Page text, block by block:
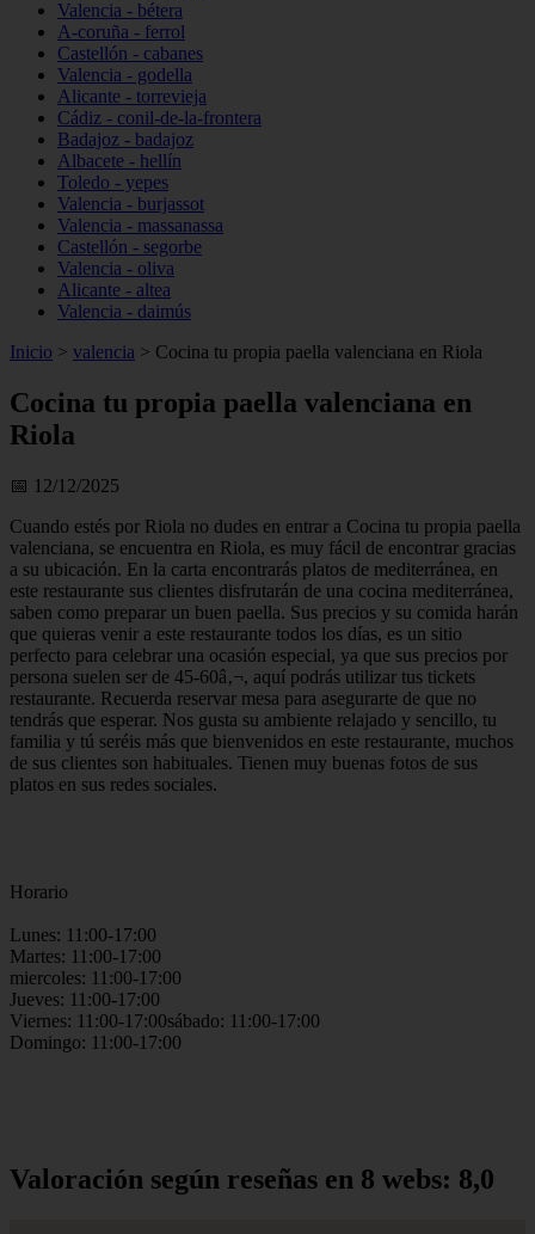
Valencia - bétera
A-coruña - ferrol
Castellón - cabanes
Valencia - godella
Alicante - torrevieja
Cádiz - conil-de-la-frontera
Badajoz - badajoz
Albacete - hellín
Toledo - yepes
Valencia - burjassot
Valencia - massanassa
Castellón - segorbe
Valencia - oliva
Alicante - altea
Valencia - daimús
Inicio > valencia > Cocina tu propia paella valenciana en Riola
Cocina tu propia paella valenciana en
Riola
📅 12/12/2025
Cuando estés por Riola no dudes en entrar a Cocina tu propia paella
valenciana, se encuentra en Riola, es muy fácil de encontrar gracias
a su ubicación. En la carta encontrarás platos de mediterránea, en
este restaurante sus clientes disfrutarán de una cocina mediterránea,
saben como preparar un buen paella. Sus precios y su comida harán
que quieras venir a este restaurante todos los días, es un sitio
perfecto para celebrar una ocasión especial, ya que sus precios por
persona suelen ser de 45-60â‚¬, aquí podrás utilizar tus tickets
restaurante. Recuerda reservar mesa para asegurarte de que no
tendrás que esperar. Nos gusta su ambiente relajado y sencillo, tu
familia y tú seréis más que bienvenidos en este restaurante, muchos
de sus clientes son habituales. Tienen muy buenas fotos de sus
platos en sus redes sociales.
Horario
Lunes: 11:00-17:00
Martes: 11:00-17:00
miercoles: 11:00-17:00
Jueves: 11:00-17:00
Viernes: 11:00-17:00sábado: 11:00-17:00
Domingo: 11:00-17:00
Valoración según reseñas en 8 webs: 8,0